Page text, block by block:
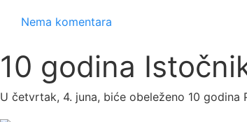
Nema komentara
10 godina
U četvrtak, 4. juna, biće obeleženo 10